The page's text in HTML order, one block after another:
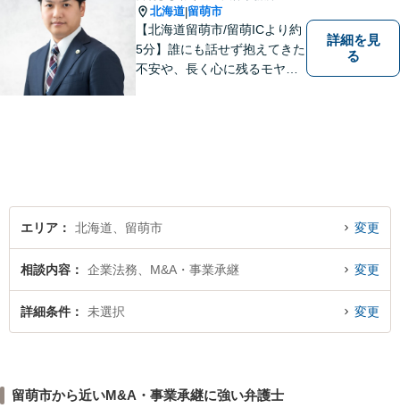
北海道|留萌市
【北海道留萌市/留萌ICより約
5分】誰にも話せず抱えてきた
不安や、長く心に残るモヤモ
詳細を見
る
エリア 北海道、留萌市 変更
相談内容 企業法務、M&A・事業承継 変更
詳細条件 未選択 変更
留萌市から近いM&A・事業承継に強い弁護士